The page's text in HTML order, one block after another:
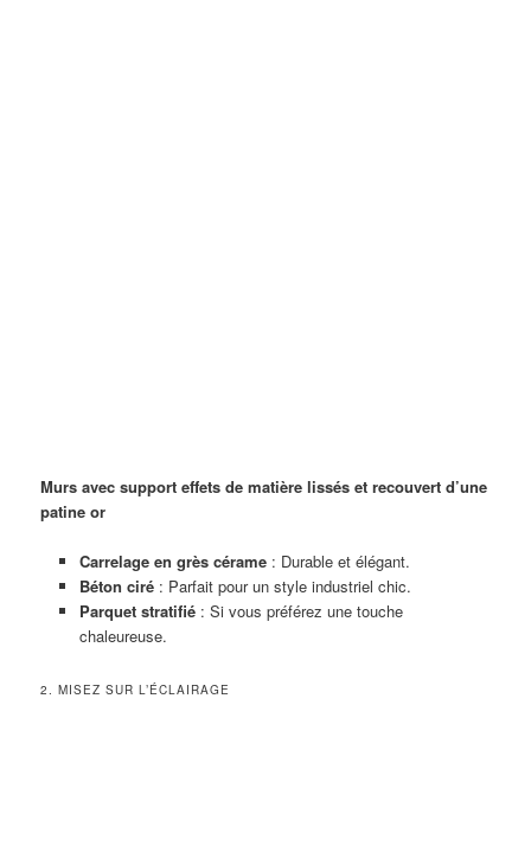
Murs avec support effets de matière lissés et recouvert d’une
patine or
Carrelage en grès cérame: Durable et élégant.
Béton ciré: Parfait pour un style industriel chic.
Parquet stratifié: Si vous préférez une touche
chaleureuse.
2. MISEZ SUR L’ÉCLAIRAGE